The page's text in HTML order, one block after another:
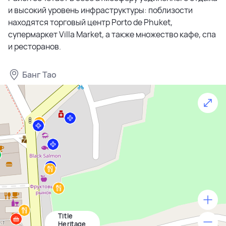
и высокий уровень инфраструктуры: поблизости
находятся торговый центр Porto de Phuket,
супермаркет Villa Market, а также множество кафе, спа
и ресторанов.
Банг Тао
Title
Heritage
500 м